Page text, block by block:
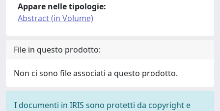
Appare nelle tipologie:
Abstract (in Volume)
File in questo prodotto:
Non ci sono file associati a questo prodotto.
I documenti in IRIS sono protetti da copyright e